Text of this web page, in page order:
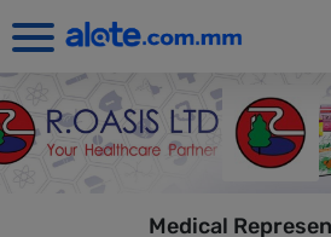
Medical